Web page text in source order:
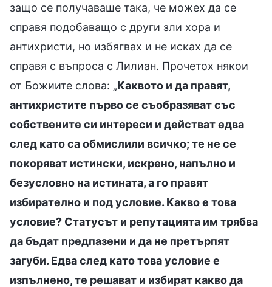
защо се получаваше така, че можех да се
справя подобаващо с други зли хора и
антихристи, но избягвах и не исках да се
справя с въпроса с Лилиан. Прочетох някои
от Божиите слова: „Каквото и да правят,
антихристите първо се съобразяват със
собствените си интереси и действат едва
след като са обмислили всичко; те не се
покоряват истински, искрено, напълно и
безусловно на истината, а го правят
избирателно и под условие. Какво е това
условие? Статусът и репутацията им трябва
да бъдат предпазени и да не претърпят
загуби. Едва след като това условие е
изпълнено, те решават и избират какво да